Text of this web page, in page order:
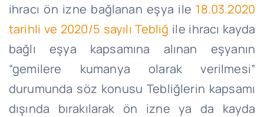
ihracı ön izne bağlanan eşya ile 18.03.2020
tarihli ve 2020/5 sayılı Tebliğ ile ihracı kayda
bağlı eşya kapsamına alınan eşyanın
“gemilere kumanya olarak verilmesi”
durumunda söz konusu Tebliğlerin kapsamı
dışında bırakılarak ön izne ya da kayda